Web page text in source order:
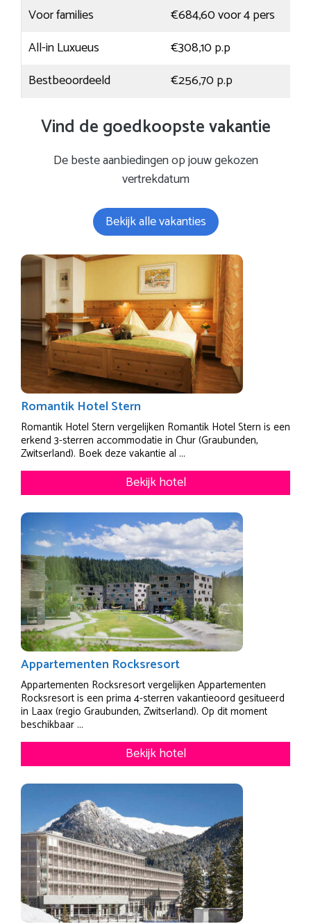
Voor families
€684,60 voor 4 pers
All-in Luxueus
€308,10 p.p
Bestbeoordeeld
€256,70 p.p
Vind de goedkoopste vakantie
De beste aanbiedingen op jouw gekozen
vertrekdatum
Bekijk alle vakanties
Romantik Hotel Stern
Romantik Hotel Stern vergelijken Romantik Hotel Stern is een
erkend 3-sterren accommodatie in Chur (Graubunden,
Zwitserland). Boek deze vakantie al ...
Bekijk hotel
Appartementen Rocksresort
Appartementen Rocksresort vergelijken Appartementen
Rocksresort is een prima 4-sterren vakantieoord gesitueerd
in Laax (regio Graubunden, Zwitserland). Op dit moment
beschikbaar ...
Bekijk hotel